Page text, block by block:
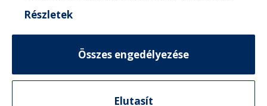
TERMÉKVÁLASZTÓ
Részletek
Összes engedélyezése
Elutasít